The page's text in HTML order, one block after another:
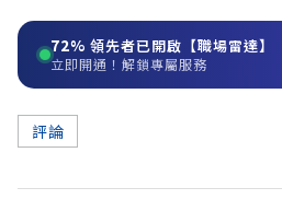
72% 領先者已開啟【職場雷達】
立即開通！解鎖專屬服務
評論